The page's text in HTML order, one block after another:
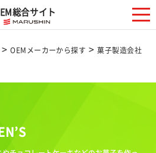
総合サイト
>OEMメーカーから探す >菓子製造会社